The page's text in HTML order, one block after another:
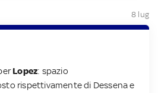
8 lug
Lopez: spazio
rispettivamente di Dessena e